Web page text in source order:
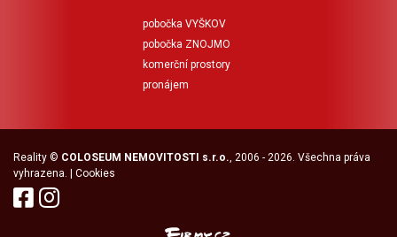
pobočka VYŠKOV
pobočka ZNOJMO
komerční prostory
pronájem
Reality © COLOSEUM NEMOVITOSTI s.r.o. , 2006 - 2026. Všechna práva
vyhrazena. | Cookies